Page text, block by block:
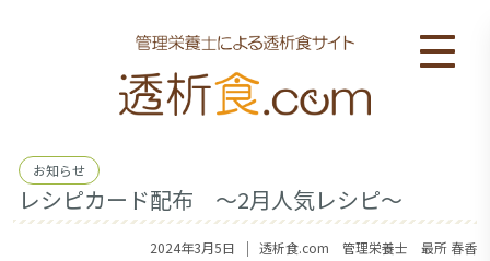
お知らせ
レシピカード配布 ～2月人気レシピ～
2024年3月5日 ｜ 透析食.com 管理栄養士 最所 春香